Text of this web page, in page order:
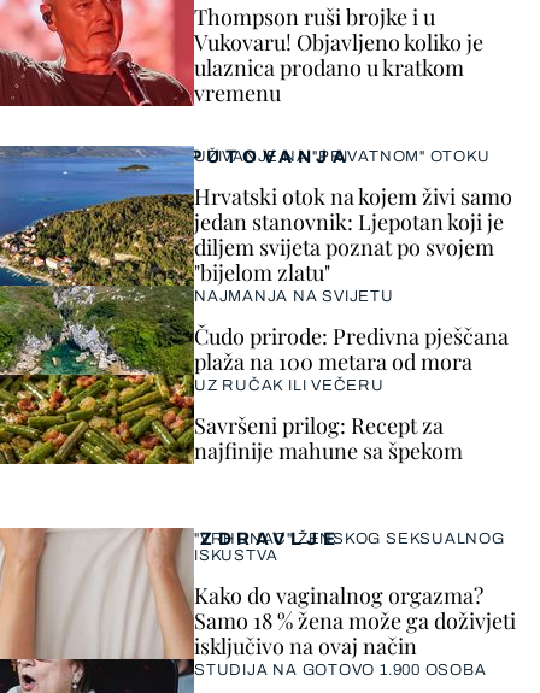
Thompson ruši brojke i u
Vukovaru! Objavljeno koliko je
ulaznica prodano u kratkom
vremenu
ZDRAVLJE
"VRHUNAC" ŽENSKOG SEKSUALNOG
ISKUSTVA
Kako do vaginalnog orgazma?
Samo 18 % žena može ga doživjeti
isključivo na ovaj način
STUDIJA NA GOTOVO 1.900 OSOBA
PUTOVANJA
UŽIVANJE NA "PRIVATNOM" OTOKU
Hrvatski otok na kojem živi samo
jedan stanovnik: Ljepotan koji je
diljem svijeta poznat po svojem
"bijelom zlatu"
NAJMANJA NA SVIJETU
Čudo prirode: Predivna pješčana
plaža na 100 metara od mora
UZ RUČAK ILI VEČERU
Savršeni prilog: Recept za
najfinije mahune sa špekom